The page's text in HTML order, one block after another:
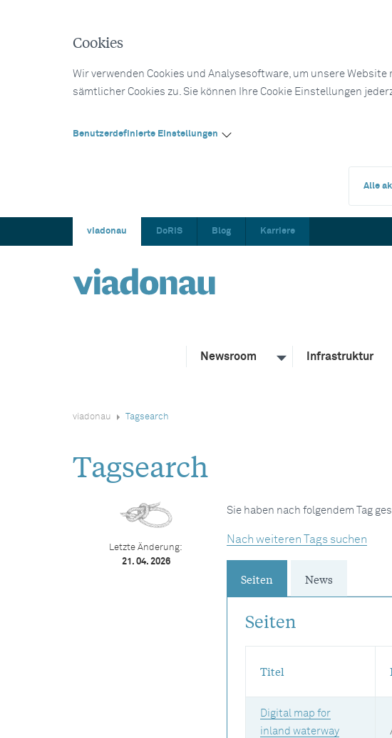
Cookies
Wir verwenden Cookies und Analysesoftware, um unsere
sämtlicher Cookies zu. Sie können Ihre Cookie Einstellungen
Benutzerdefinierte Einstellungen
Alle
viadonau DoRIS Blog Karriere
Newsroom Infrastruktur
viadonau Tagsearch
Tagsearch
Sie haben nach folgendem Tag
Nach weiteren Tags suchen
Seiten News
Seiten
Titel
Digital map for
inland waterway
Letzte Änderung:
21. 04. 2026